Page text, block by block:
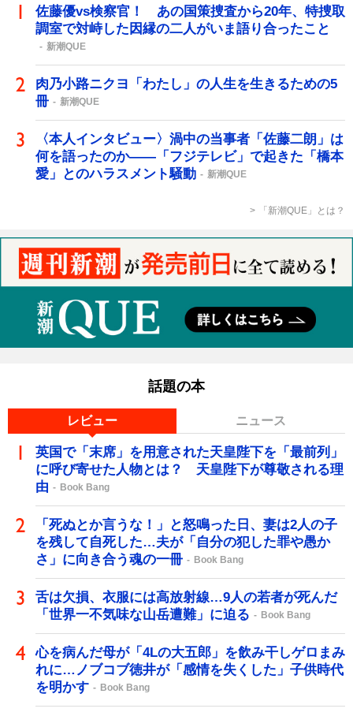
佐藤優vs検察官！ あの国策捜査から20年、特捜取
調室で対峙した因縁の二人がいま語り合ったこと
新潮QUE
肉乃小路ニクヨ「わたし」の人生を生きるための5
冊
新潮QUE
〈本人インタビュー〉渦中の当事者「佐藤二朗」は
何を語ったのか――「フジテレビ」で起きた「橋本
愛」とのハラスメント騒動
新潮QUE
「新潮QUE」とは？
話題の本
レビュー ニュース
英国で「末席」を用意された天皇陛下を「最前列」
に呼び寄せた人物とは？ 天皇陛下が尊敬される理
由
Book Bang
「死ぬとか言うな！」と怒鳴った日、妻は2人の子
を残して自死した…夫が「自分の犯した罪や愚か
さ」に向き合う魂の一冊
Book Bang
舌は欠損、衣服には高放射線…9人の若者が死んだ
「世界一不気味な山岳遭難」に迫る
Book Bang
心を病んだ母が「4Lの大五郎」を飲み干しゲロまみ
れに…ノブコブ徳井が「感情を失くした」子供時代
を明かす
Book Bang